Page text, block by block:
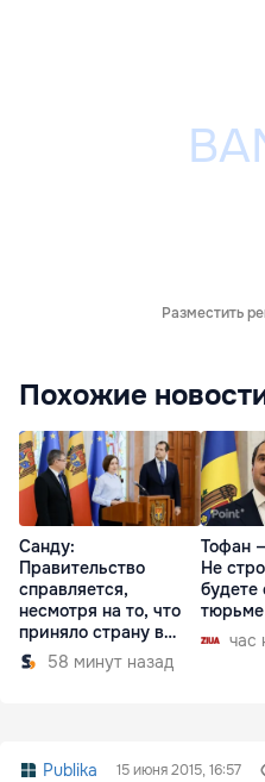
Разместить
Похожие
Санду:
Правительство
справляется,
несмотря на то, что
приняло страну в
разгар кризиса
58 минут назад
Тофан
Не
будете
тюрьме
час
Publika 15 июня 2015, 16:57